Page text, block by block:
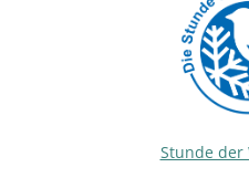
Stunde der